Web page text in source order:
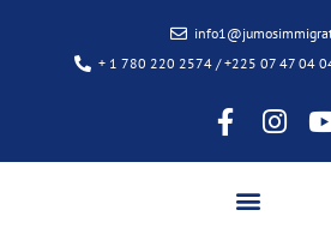
+ 1 780 220 2574 / +225 07 47 04